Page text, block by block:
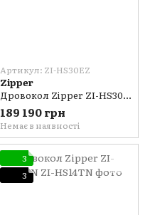
Артикул: ZI-HS30EZ
Zipper
Дровокол Zipper ZI-HS30EZ
189 190 грн
Немає в наявності
3
3